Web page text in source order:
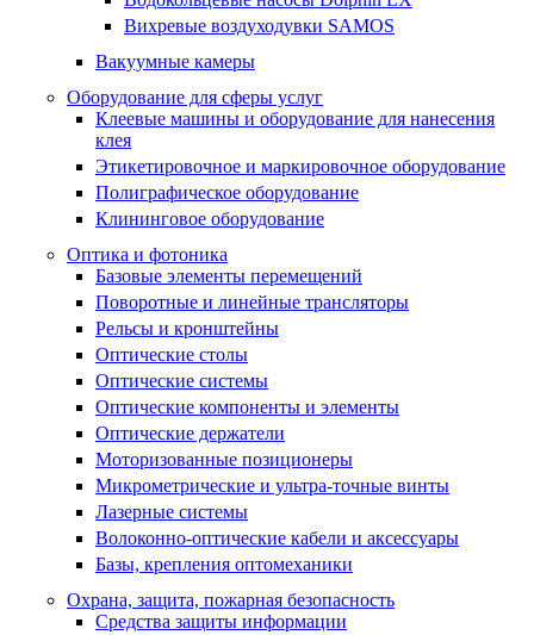
Вихревые воздуходувки SAMOS
Вакуумные камеры
Оборудование для сферы услуг
Клеевые машины и оборудование для нанесения
клея
Этикетировочное и маркировочное оборудование
Полиграфическое оборудование
Клининговое оборудование
Оптика и фотоника
Базовые элементы перемещений
Поворотные и линейные трансляторы
Рельсы и кронштейны
Оптические столы
Оптические системы
Оптические компоненты и элементы
Оптические держатели
Моторизованные позиционеры
Микрометрические и ультра-точные винты
Лазерные системы
Волоконно-оптические кабели и аксессуары
Базы, крепления оптомеханики
Охрана, защита, пожарная безопасность
Средства защиты информации